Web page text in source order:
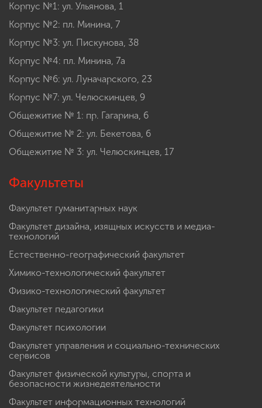
Корпус №1: ул. Ульянова, 1
Корпус №2: пл. Минина, 7
Корпус №3: ул. Пискунова, 38
Корпус №4: пл. Минина, 7а
Корпус №6: ул. Луначарского, 23
Корпус №7: ул. Челюскинцев, 9
Общежитие № 1: пр. Гагарина, 6
Общежитие № 2: ул. Бекетова, 6
Общежитие № 3: ул. Челюскинцев, 17
Факультеты
Факультет гуманитарных наук
Факультет дизайна, изящных искусств и медиа-
технологий
Естественно-географический факультет
Химико-технологический факультет
Физико-технологический факультет
Факультет педагогики
Факультет психологии
Факультет управления и социально-технических
сервисов
Факультет физической культуры, спорта и
безопасности жизнедеятельности
Факультет информационных технологий